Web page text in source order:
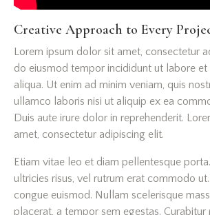
Creative Approach to Every
Lorem ipsum dolor sit amet, consectetur
do eiusmod tempor incididunt ut labore
aliqua. Ut enim ad minim veniam, quis
ullamco laboris nisi ut aliquip ex ea
Duis aute irure dolor in reprehenderit.
amet, consectetur adipiscing elit.
Etiam vitae leo et diam pellentesque
ultricies risus, vel rutrum erat commodo
congue euismod. Nullam scelerisque
placerat, a tempor sem egestas. Curabitur